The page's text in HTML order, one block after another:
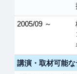
2005/09 ～
講演・取材可能